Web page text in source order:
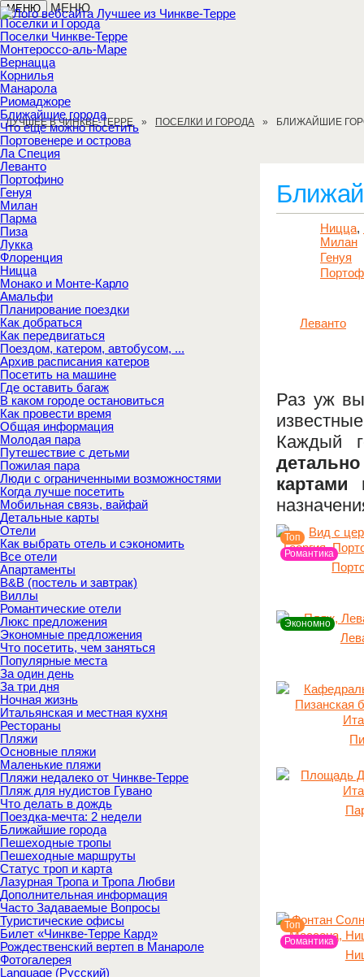
МЕНЮ
МЕНЮ
Поселки и Города
Поселки Чинкве-Терре
Монтероссо-аль-Маре
Вернацца
Корнилья
Манарола
Риомаджоре
Ближайшие города
Что еще можно посетить
Портовенере и острова
Ла Специя
Леванто
Портофино
Генуя
Милан
Парма
Пиза
Лукка
Флоренция
Ницца
Монако и Монте-Карло
Амальфи
Планирование поездки
Как добраться
Как передвигаться
Поездом, катером, автобусом, ...
Архив расписания катеров
Посетить на машине
Где оставить багаж
В каком городе остановиться
Как провести время
Общая информация
Молодая пара
Путешествие с детьми
Пожилая пара
Люди с ограниченными возможностями
Когда лучше посетить
Мобильная связь, вайфай
Детальные карты
Отели
Как выбрать отель и сэкономить
Все отели
Апартаменты
B&B (постель и завтрак)
Виллы
Романтические отели
Люкс предложения
Экономные предложения
Что посетить, чем заняться
Популярные места
За один день
За три дня
Ночная жизнь
Итальянская и местная кухня
Рестораны
Пляжи
Основные пляжи
Маленькие пляжи
Пляжи недалеко от Чинкве-Терре
Пляж для нудистов Гувано
Что делать в дождь
Поездка-мечта: 2 недели
Ближайшие города
Пешеходные тропы
Пешеходные маршруты
Статус троп и карта
Лазурная Тропа и Тропа Любви
Дополнительная информация
Часто Задаваемые Вопросы
Туристические офисы
Билет «Чинкве-Терре Кард»
Рождественский вертеп в Манароле
Фотогалерея
Language (Русский)
ЛУЧШЕЕ В ЧИНКВЕ-ТЕРРЕ ПОСЕЛКИ И ГОРОДА БЛИЖАЙШИЕ
Леванто
Генуя
Милан
Ницца,
Раз уж
Каждый
картами
Топ
Романтика
Экономно
Топ
Романтика